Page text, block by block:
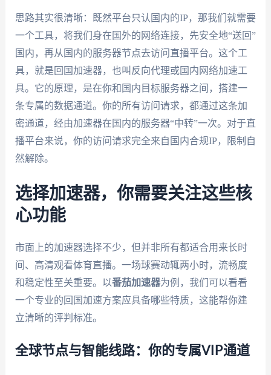
思路其实很清晰：既然平台只认国内的IP，那我们就需要
一个工具，将我们身在国外的网络连接，先安全地“送回”
国内，再从国内的服务器节点去访问直播平台。这个工
具，就是回国加速器，也叫反向代理或国内网络加速工
具。它的原理，是在你和国内目标服务器之间，搭建一
条专属的数据通道。你的所有访问请求，都通过这条加
密通道，经由加速器在国内的服务器“中转”一次。对于直
播平台来说，你的访问请求完全来自国内合规IP，限制自
然解除。
选择加速器，你需要关注这些核
心功能
市面上的加速器选择不少，但并非所有都适合用来长时
间、高清观看体育直播。一场球赛动辄两小时，流畅度
和稳定性至关重要。以番茄加速器为例，我们可以看看
一个专业的回国加速方案应具备哪些特质，这能帮你建
立清晰的评判标准。
全球节点与智能线路：你的专属VIP通道